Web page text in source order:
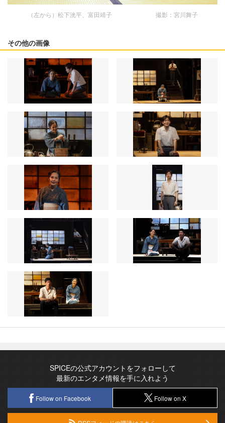
（左から）松下洸平、富田靖子 撮影：宮川舞子
その他の画像
SPICEの公式アカウントをフォローして
最新のエンタメ情報を手に入れよう
Follow on Facebook Follow on X